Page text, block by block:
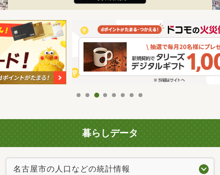
暮らしデータ
名古屋市の人口などの統計情報